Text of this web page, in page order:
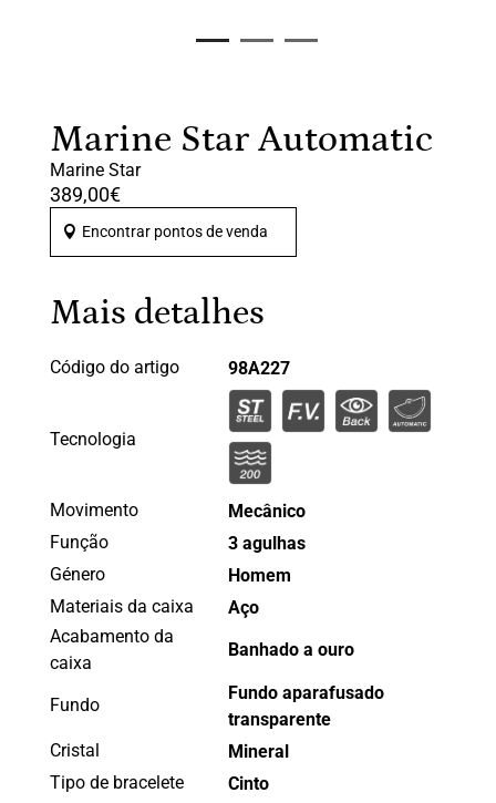
Marine Star Automatic
Marine Star
389,00€
Encontrar pontos de venda
Mais detalhes
Código do artigo 98A227
Tecnologia
Movimento
Mecânico
Função
3 agulhas
Género
Homem
Materiais da caixa
Aço
Acabamento da
caixa
Banhado a ouro
Fundo
Fundo aparafusado
transparente
Cristal
Mineral
Tipo de bracelete
Cinto